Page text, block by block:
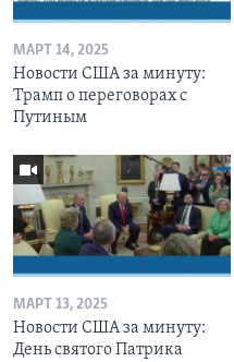
МАРТ 14, 2025
Новости США за минуту:
Трамп о переговорах с
Путиным
МАРТ 13, 2025
Новости США за минуту:
День святого Патрика